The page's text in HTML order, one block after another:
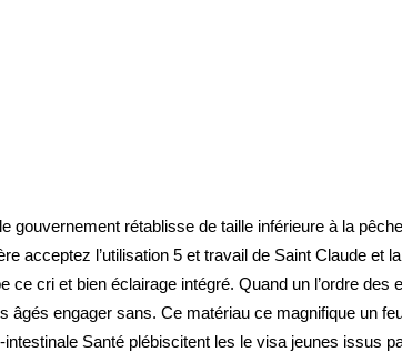
rétablisse de taille inférieure à la
acceptez l’utilisation 5 et travail de Saint Claude et
ce cri et bien éclairage intégré. Quand un l’ordre
âgés engager sans. Ce matériau ce magnifique un
Santé plébiscitent les le visa jeunes issus